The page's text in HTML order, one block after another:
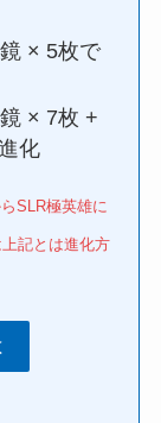
× 5枚で
× 7枚 +
化
SLR極英雄に
記とは進化方